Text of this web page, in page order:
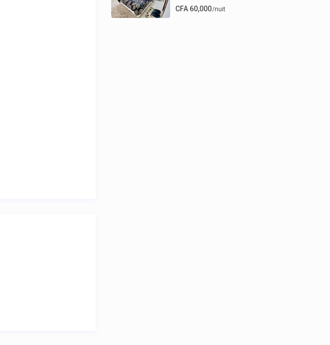
CFA 60,000/nuit